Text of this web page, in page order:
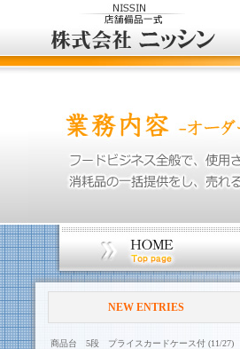
NEW ENTRIES
商品台 5段 プライスカードケース付 (11/27)